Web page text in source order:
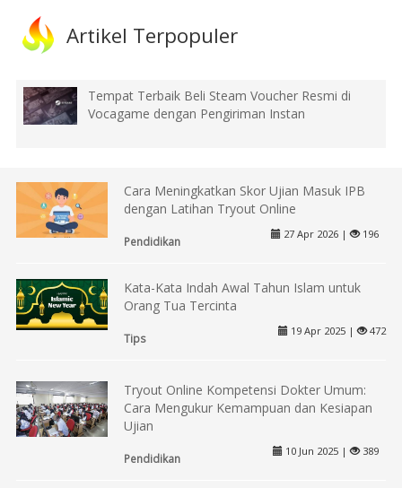
Artikel Terpopuler
Tempat Terbaik Beli Steam Voucher Resmi di
Vocagame dengan Pengiriman Instan
Cara Meningkatkan Skor Ujian Masuk IPB
dengan Latihan Tryout Online
Pendidikan
27 Apr 2026 | 196
Kata-Kata Indah Awal Tahun Islam untuk
Orang Tua Tercinta
Tips
19 Apr 2025 | 472
Tryout Online Kompetensi Dokter Umum:
Cara Mengukur Kemampuan dan Kesiapan
Ujian
Pendidikan
10 Jun 2025 | 389